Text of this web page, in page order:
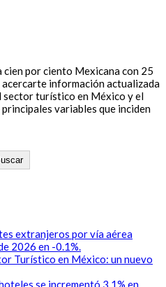
cien por ciento Mexicana con 25
acercarte información actualizada
sector turístico en México y el
variables que inciden
extranjeros por vía aérea
2026 en -0.1%.
Turístico en México: un nuevo
se incrementó 3.1% en